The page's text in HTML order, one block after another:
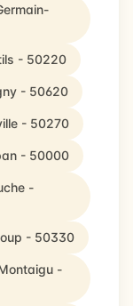
- 50220
- 50620
- 50270
- 50000
-
- 50330
-